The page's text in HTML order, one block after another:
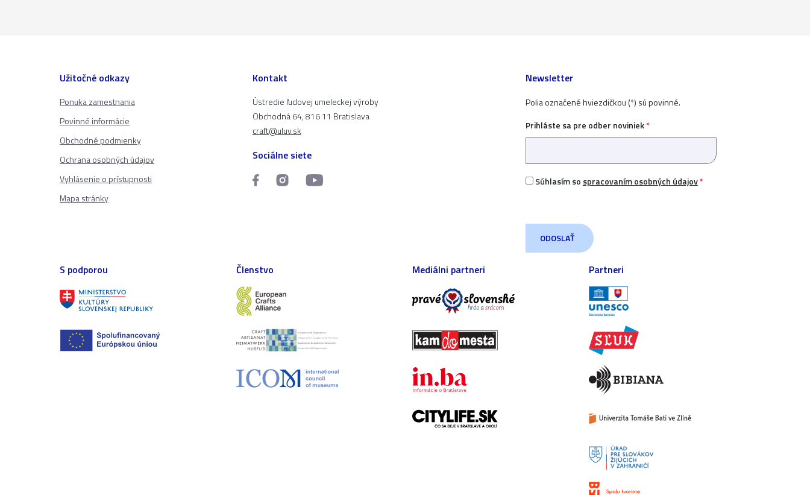
Užitočné odkazy
Ponuka zamestnania
Povinné informácie
Obchodné podmienky
Ochrana osobných údajov
Vyhlásenie o prístupnosti
Mapa stránky
Kontakt
Ústredie ľudovej umeleckej výroby
Obchodná 64, 816 11 Bratislava
craft@uluv.sk
Sociálne siete
Newsletter
Polia označené hviezdičkou (*) sú povinné.
Prihláste sa pre odber noviniek*
Súhlasím so spracovaním osobných údajov*
S podporou Členstvo Mediálni partneri Partneri